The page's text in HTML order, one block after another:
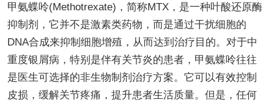
甲氨蝶呤(Methotrexate)，简称MTX，是一种叶酸还原酶
抑制剂，它并不是激素类药物，而是通过干扰细胞的
DNA合成来抑制细胞增殖，从而达到治疗目的。对于中
重度银屑病，特别是伴有关节炎的患者，甲氨蝶呤往往
是医生可选择的非生物制剂治疗方案。它可以有效控制
皮损，缓解关节疼痛，提升患者生活质量。但是，任何